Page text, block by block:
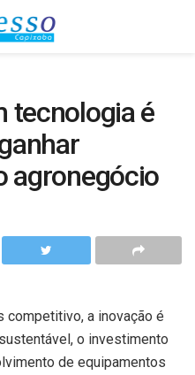
tecnologia é
agronegócio
competitivo, a inovação é
o investimento
de equipamentos